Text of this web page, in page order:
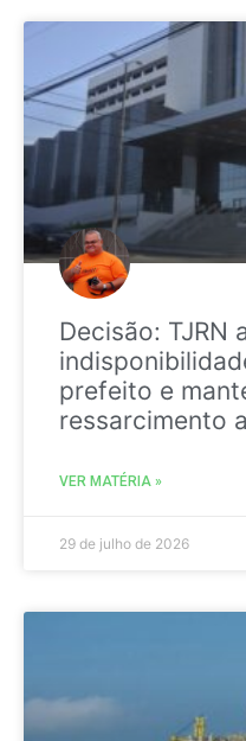
Decisão: TJRN
prefeito e
ressarcimento
VER MATÉRIA »
29 de julho de 2026